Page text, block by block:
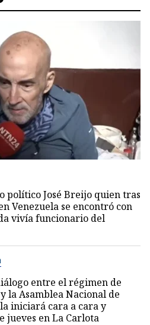
político José Breijo quien tras
Venezuela se encontró con
vivía funcionario del
entre el régimen de
la Asamblea Nacional de
iniciará cara a cara y
jueves en La Carlota